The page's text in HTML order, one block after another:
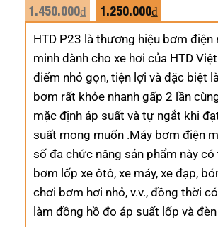
1.450.000₫ Giá
gốc
là:
1.450.000₫.
1.250.000₫
hiện
tại
là:
HTD P23 là thương hiệu bơm điện
minh dành cho xe hơi của HTD
điểm nhỏ gọn, tiện lợi và đặc biệt
bơm rất khỏe nhanh gấp 2 lần
mặc định áp suất và tự ngắt khi
suất mong muốn .Máy bơm điện
số đa chức năng sản phẩm này có
bơm lốp xe ôtô, xe máy, xe đạp,
chơi bơm hơi nhỏ, v.v., đồng thời
làm đồng hồ đo áp suất lốp và